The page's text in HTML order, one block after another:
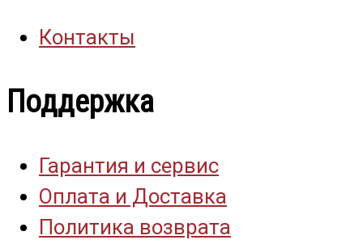
Контакты
Поддержка
Гарантия и сервис
Оплата и Доставка
Политика возврата